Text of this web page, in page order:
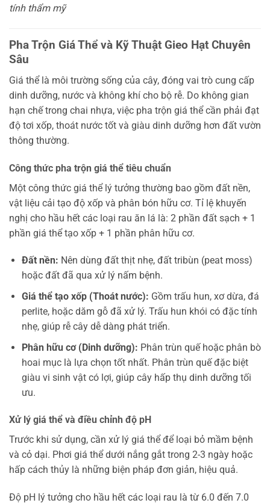
tính thẩm mỹ
Pha Trộn Giá Thể và Kỹ Thuật Gieo Hạt Chuyên
Sâu
Giá thể là môi trường sống của cây, đóng vai trò cung cấp
dinh dưỡng, nước và không khí cho bộ rễ. Do không gian
hạn chế trong chai nhựa, việc pha trộn giá thể cần phải đạt
độ tơi xốp, thoát nước tốt và giàu dinh dưỡng hơn đất vườn
thông thường.
Công thức pha trộn giá thể tiêu chuẩn
Một công thức giá thể lý tưởng thường bao gồm đất nền,
vật liệu cải tạo độ xốp và phân bón hữu cơ. Tỉ lệ khuyến
nghị cho hầu hết các loại rau ăn lá là: 2 phần đất sạch + 1
phần giá thể tạo xốp + 1 phần phân hữu cơ.
Đất nền: Nên dùng đất thịt nhẹ, đất tribùn (peat moss)
hoặc đất đã qua xử lý nấm bệnh.
Giá thể tạo xốp (Thoát nước): Gồm trấu hun, xơ dừa, đá
perlite, hoặc dăm gỗ đã xử lý. Trấu hun khói có đặc tính
nhẹ, giúp rễ cây dễ dàng phát triển.
Phân hữu cơ (Dinh dưỡng): Phân trùn quế hoặc phân bò
hoai mục là lựa chọn tốt nhất. Phân trùn quế đặc biệt
giàu vi sinh vật có lợi, giúp cây hấp thụ dinh dưỡng tối
ưu.
Xử lý giá thể và điều chỉnh độ pH
Trước khi sử dụng, cần xử lý giá thể để loại bỏ mầm bệnh
và cỏ dại. Phơi giá thể dưới nắng gắt trong 2-3 ngày hoặc
hấp cách thủy là những biện pháp đơn giản, hiệu quả.
Độ pH lý tưởng cho hầu hết các loại rau là từ 6.0 đến 7.0